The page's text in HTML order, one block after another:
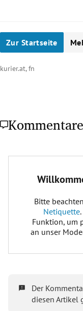
Zur Startseite
kurier.at, fn
Kommentare